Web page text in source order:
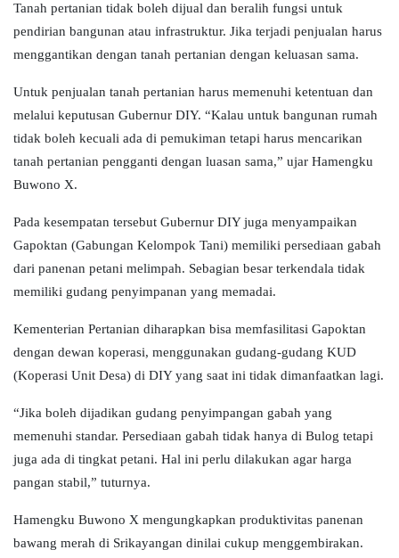
Tanah pertanian tidak boleh dijual dan beralih fungsi untuk
pendirian bangunan atau infrastruktur. Jika terjadi penjualan harus
menggantikan dengan tanah pertanian dengan keluasan sama.
Untuk penjualan tanah pertanian harus memenuhi ketentuan dan
melalui keputusan Gubernur DIY. “Kalau untuk bangunan rumah
tidak boleh kecuali ada di pemukiman tetapi harus mencarikan
tanah pertanian pengganti dengan luasan sama,” ujar Hamengku
Buwono X.
Pada kesempatan tersebut Gubernur DIY juga menyampaikan
Gapoktan (Gabungan Kelompok Tani) memiliki persediaan gabah
dari panenan petani melimpah. Sebagian besar terkendala tidak
memiliki gudang penyimpanan yang memadai.
Kementerian Pertanian diharapkan bisa memfasilitasi Gapoktan
dengan dewan koperasi, menggunakan gudang-gudang KUD
(Koperasi Unit Desa) di DIY yang saat ini tidak dimanfaatkan lagi.
“Jika boleh dijadikan gudang penyimpangan gabah yang
memenuhi standar. Persediaan gabah tidak hanya di Bulog tetapi
juga ada di tingkat petani. Hal ini perlu dilakukan agar harga
pangan stabil,” tuturnya.
Hamengku Buwono X mengungkapkan produktivitas panenan
bawang merah di Srikayangan dinilai cukup menggembirakan.